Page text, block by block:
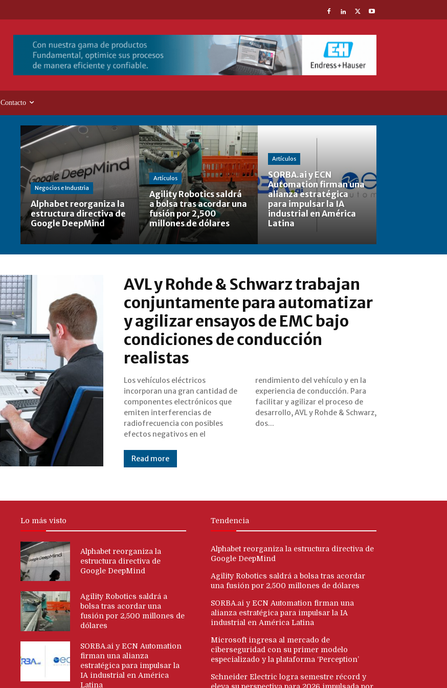
Contacto
Negocios e Industria
Alphabet reorganiza la
estructura directiva de
Google DeepMind
Artículos
Agility Robotics saldrá
a bolsa tras acordar una
fusión por 2,500
millones de dólares
Artículos
SORBA.ai y ECN
Automation firman una
alianza estratégica
para impulsar la IA
industrial en América
Latina
AVL y Rohde & Schwarz trabajan
conjuntamente para automatizar
y agilizar ensayos de EMC bajo
condiciones de conducción
realistas
Los vehículos eléctricos
incorporan una gran cantidad de
componentes electrónicos que
emiten interferencias de
radiofrecuencia con posibles
efectos negativos en el
rendimiento del vehículo y en la
experiencia de conducción. Para
facilitar y agilizar el proceso de
desarrollo, AVL y Rohde & Schwarz,
dos...
Read more
Lo más visto
Alphabet reorganiza la
estructura directiva de
Google DeepMind
Agility Robotics saldrá a
bolsa tras acordar una
fusión por 2,500 millones de
dólares
SORBA.ai y ECN Automation
firman una alianza
estratégica para impulsar la
IA industrial en América
Latina
Tendencia
Alphabet reorganiza la estructura directiva de
Google DeepMind
Agility Robotics saldrá a bolsa tras acordar
una fusión por 2,500 millones de dólares
SORBA.ai y ECN Automation firman una
alianza estratégica para impulsar la IA
industrial en América Latina
Microsoft ingresa al mercado de
ciberseguridad con su primer modelo
especializado y la plataforma ‘Perception’
Schneider Electric logra semestre récord y
eleva su perspectiva para 2026 impulsada por